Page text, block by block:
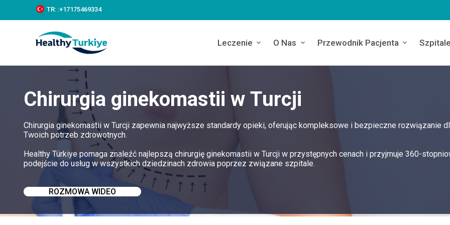
k
c
TR: :+‪17175469334‬
Leczenie O Nas Przewodnik Pacjenta Szpitale
Chirurgia ginekomastii w Turcji
Chirurgia ginekomastii w Turcji zapewnia najwyższe standardy opieki, oferując kompleksowe i bezpieczne rozwiązanie
Twoich potrzeb zdrowotnych.
Healthy Türkiye pomaga znaleźć najlepszą chirurgię ginekomastii w Turcji w przystępnych cenach i przyjmuje 360-
podejście do usług w wszystkich dziedzinach zdrowia poprzez związane szpitale.
ROZMOWA WIDEO